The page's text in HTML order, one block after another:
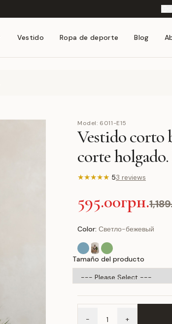
Vestido Ropa de deporte Blog
Model: 6011-E15
Vestido corto
corte
★★★★★ 53 reviews
595.00грн.
Color: Светло-бежевый
Tamaño del producto
- +